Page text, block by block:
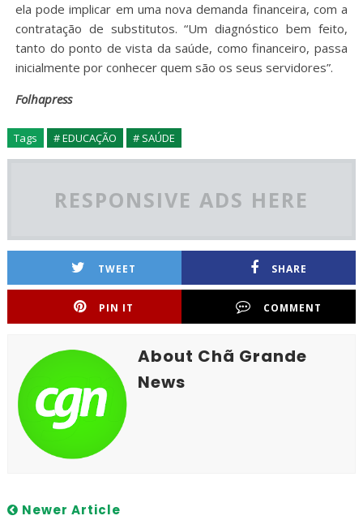
ela pode implicar em uma nova demanda financeira, com a
contratação de substitutos. “Um diagnóstico bem feito,
tanto do ponto de vista da saúde, como financeiro, passa
inicialmente por conhecer quem são os seus servidores”.
Folhapress
Tags # EDUCAÇÃO # SAÚDE
RESPONSIVE ADS HERE
TWEET SHARE
PIN IT COMMENT
About Chã Grande
News
Newer Article